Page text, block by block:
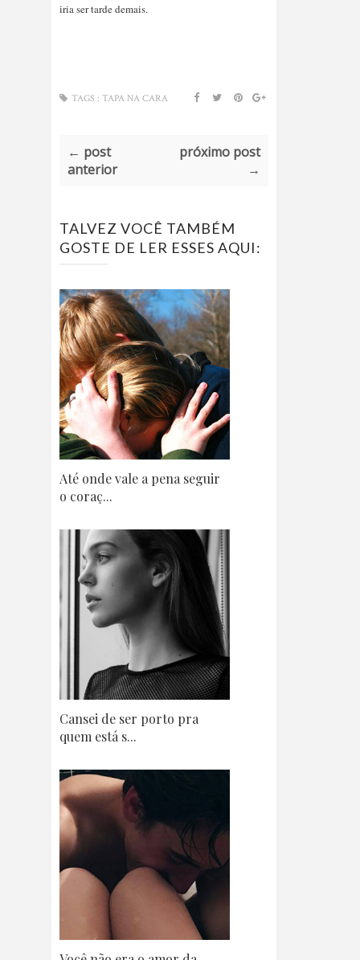
iria ser tarde demais.
TAGS : TAPA NA CARA
← post
anterior
próximo post
→
TALVEZ VOCÊ TAMBÉM
GOSTE DE LER ESSES AQUI:
Até onde vale a pena seguir
o coraç...
Cansei de ser porto pra
quem está s...